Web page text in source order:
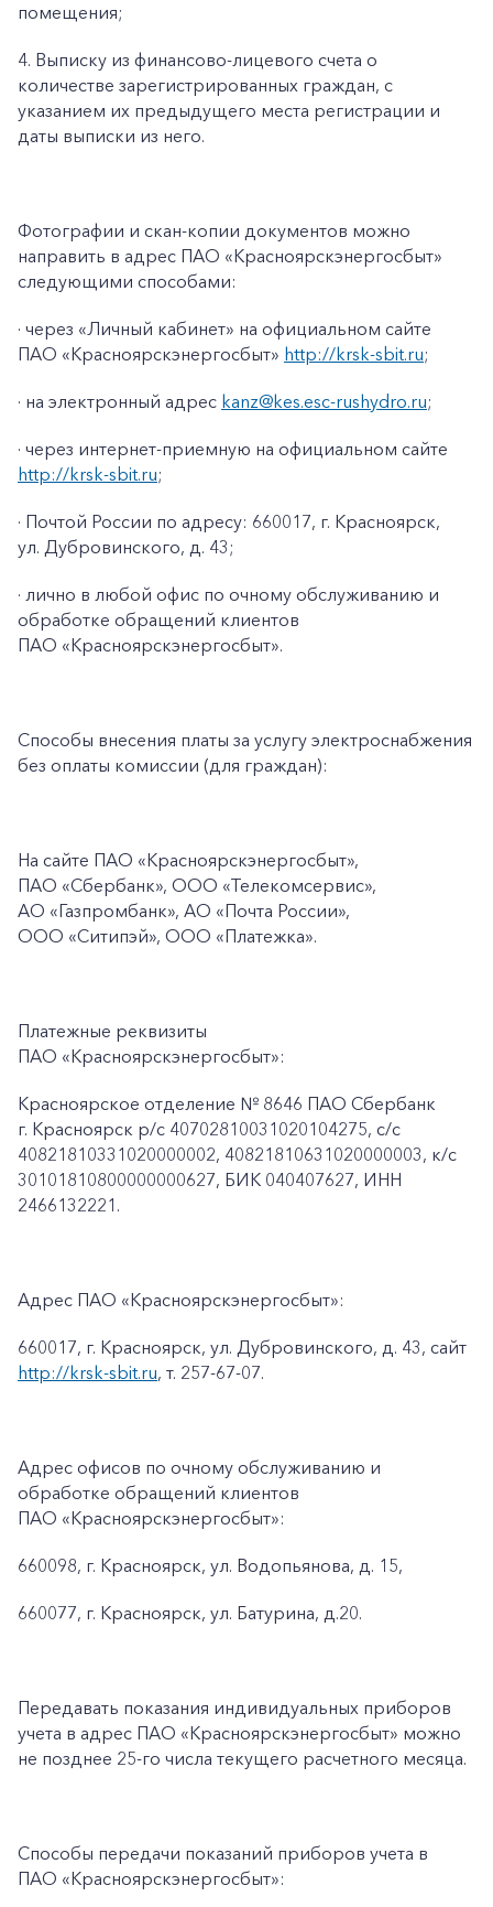
помещения;
4. Выписку из финансово-лицевого счета о
количестве зарегистрированных граждан, с
указанием их предыдущего места регистрации и
даты выписки из него.
Фотографии и скан-копии документов можно
направить в адрес ПАО «Красноярскэнергосбыт»
следующими способами:
· через «Личный кабинет» на официальном сайте
ПАО «Красноярскэнергосбыт» http://krsk-sbit.ru;
· на электронный адрес kanz@kes.esc-rushydro.ru;
· через интернет-приемную на официальном сайте
http://krsk-sbit.ru;
· Почтой России по адресу: 660017, г. Красноярск,
ул. Дубровинского, д. 43;
· лично в любой офис по очному обслуживанию и
обработке обращений клиентов
ПАО «Красноярскэнергосбыт».
Способы внесения платы за услугу электроснабжения
без оплаты комиссии (для граждан):
На сайте ПАО «Красноярскэнергосбыт»,
ПАО «Сбербанк», ООО «Телекомсервис»,
АО «Газпромбанк», АО «Почта России»,
ООО «Ситипэй», ООО «Платежка».
Платежные реквизиты
ПАО «Красноярскэнергосбыт»:
Красноярское отделение № 8646 ПАО Сбербанк
г. Красноярск p/c 40702810031020104275, с/с
40821810331020000002, 40821810631020000003, к/c
30101810800000000627, БИК 040407627, ИНН
2466132221.
Адрес ПАО «Красноярскэнергосбыт»:
660017, г. Красноярск, ул. Дубровинского, д. 43, сайт
http://krsk-sbit.ru, т. 257-67-07.
Адрес офисов по очному обслуживанию и
обработке обращений клиентов
ПАО «Красноярскэнергосбыт»:
660098, г. Красноярск, ул. Водопьянова, д. 15,
660077, г. Красноярск, ул. Батурина, д.20.
Передавать показания индивидуальных приборов
учета в адрес ПАО «Красноярскэнергосбыт» можно
не позднее 25-го числа текущего расчетного месяца.
Способы передачи показаний приборов учета в
ПАО «Красноярскэнергосбыт»: